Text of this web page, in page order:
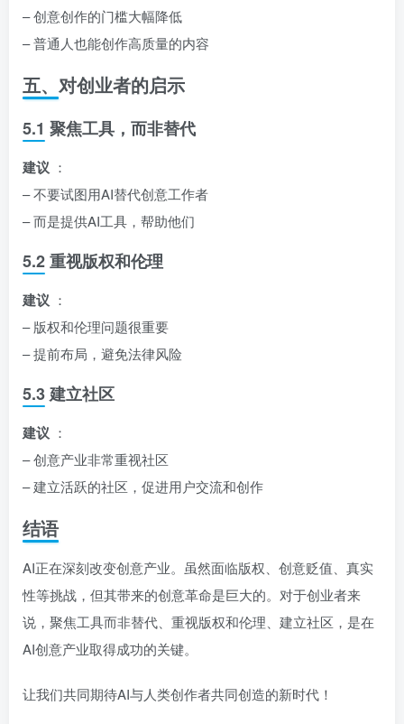
– 创意创作的门槛大幅降低
– 普通人也能创作高质量的内容
五、对创业者的启示
5.1 聚焦工具，而非替代
建议 ：
– 不要试图用AI替代创意工作者
– 而是提供AI工具，帮助他们
5.2 重视版权和伦理
建议 ：
– 版权和伦理问题很重要
– 提前布局，避免法律风险
5.3 建立社区
建议 ：
– 创意产业非常重视社区
– 建立活跃的社区，促进用户交流和创作
结语
AI正在深刻改变创意产业。虽然面临版权、创意贬值、真实
性等挑战，但其带来的创意革命是巨大的。对于创业者来
说，聚焦工具而非替代、重视版权和伦理、建立社区，是在
AI创意产业取得成功的关键。
让我们共同期待AI与人类创作者共同创造的新时代！